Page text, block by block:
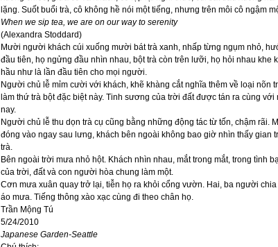
lặng. Suốt buổi trà, cô không hề nói một tiếng, nhưng trên môi cô ngậm
When we sip tea, we are on our way to serenity
(Alexandra Stoddard)
Mười người khách cúi xuống mười bát trà xanh, nhấp từng ngụm nhỏ,
đầu tiên, họ ngửng đầu nhìn nhau, bột trà còn trên lưỡi, họ hỏi nhau khe
hầu như là lần đầu tiên cho mọi người.
Người chủ lễ mỉm cười với khách, khẽ khàng cắt nghĩa thêm về loại nõn
làm thứ trà bột đặc biệt này. Tinh sương của trời đất được tán ra cùng
nay.
Người chủ lễ thu dọn trà cụ cũng bằng những động tác từ tốn, chậm rãi.
đóng vào ngay sau lưng, khách bên ngoài không bao giờ nhìn thấy gian
trà.
Bên ngoài trời mưa nhỏ hột. Khách nhìn nhau, mắt trong mắt, trong tình
của trời, đất và con người hòa chung làm một.
Cơn mưa xuân quay trở lại, tiễn họ ra khỏi cổng vườn. Hai, ba người
áo mưa. Tiếng thông xào xạc cùng đi theo chân họ.
Trần Mộng Tú
5/24/2010
Japanese Garden-Seattle